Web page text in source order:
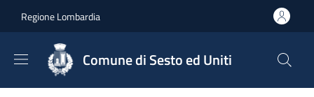
Regione Lombardia
Comune di Sesto ed Uniti